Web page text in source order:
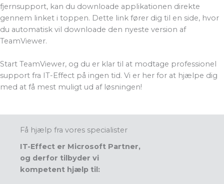
fjernsupport, kan du downloade applikationen direkte
gennem linket i toppen. Dette link fører dig til en side, hvor
du automatisk vil downloade den nyeste version af
TeamViewer.
Start TeamViewer, og du er klar til at modtage professionel
support fra IT-Effect på ingen tid. Vi er her for at hjælpe dig
med at få mest muligt ud af løsningen!
Få hjælp fra vores specialister
IT-Effect er Microsoft Partner,
og derfor tilbyder vi
kompetent hjælp til: